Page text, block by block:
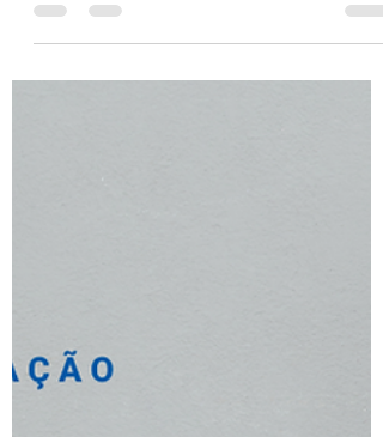
A Câmara Arbitral de Cotia é especializada em
as...